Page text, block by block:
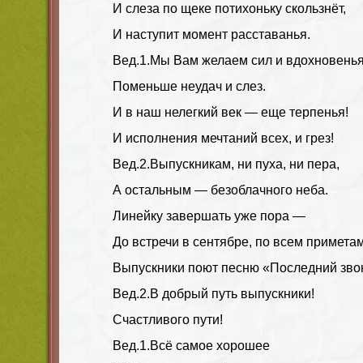
И слеза по щеке потихоньку скользнёт,
И наступит момент расставанья.
Вед.1.Мы Вам желаем сил и
Поменьше неудач и слез.
И в наш нелегкий век — еще терпенья!
И исполнения мечтаний всех, и грез!
Вед.2.Выпускникам, ни пуха, ни пера,
А остальным — безоблачного неба.
Линейку завершать уже пора —
До встречи в сентябре, по всем
Выпускники поют песню «Последний
Вед.2.В добрый путь выпускники!
Счастливого пути!
Вед.1.Всё самое хорошее